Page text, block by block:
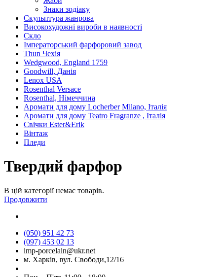
Знаки зодіаку
Скульптура жанрова
Високохудожні вироби в наявності
Скло
Імператорський фарфоровий завод
Thun Чехія
Wedgwood, England 1759
Goodwill, Данія
Lenox USA
Rosenthal Versace
Rosenthal, Німеччина
Аромати для дому Locherber Milano, Італія
Аромати для дому Teatro Fragranze , Італія
Свічки Ester&Erik
Вінтаж
Пледи
Твердий фарфор
В цій категорії немає товарів.
Продовжити
(050) 951 42 73
(097) 453 02 13
imp-porcelain@ukr.net
м. Харків, вул. Свободи,12/16